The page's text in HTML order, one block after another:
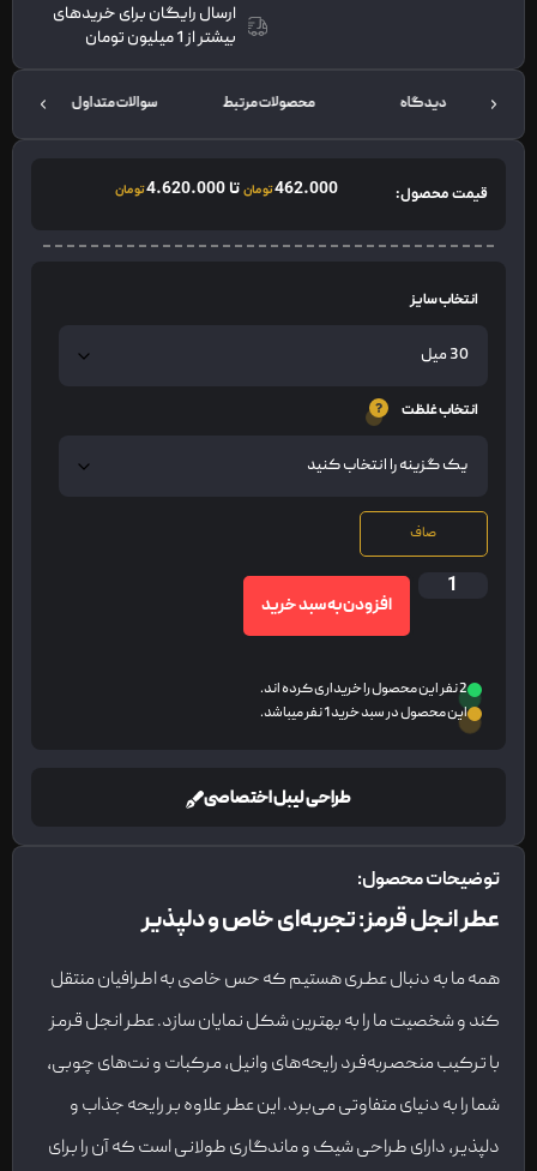
ارسال رایگان برای خریدهای
بیشتر از 1 میلیون تومان
دیدگاه محصولات مرتبط سوالات متداول
قیمت محصول: 462.000تومانتا4.620.000تومان
انتخاب سایز
انتخاب غلظت
صاف
افزودن به سبد خرید
2 نفر این محصول را خریداری کرده اند.
این محصول در سبد خرید 1 نفر میباشد.
طراحی لیبل اختصاصی
توضیحات محصول:
عطر انجل قرمز: تجربه‌ای خاص و دلپذیر
همه ما به دنبال عطری هستیم که حس خاصی به اطرافیان منتقل
کند و شخصیت ما را به بهترین شکل نمایان سازد. عطر انجل قرمز
با ترکیب منحصربه‌فرد رایحه‌های وانیل، مرکبات و نت‌های چوبی،
شما را به دنیای متفاوتی می‌برد. این عطر علاوه بر رایحه جذاب و
دلپذیر، دارای طراحی شیک و ماندگاری طولانی است که آن را برای